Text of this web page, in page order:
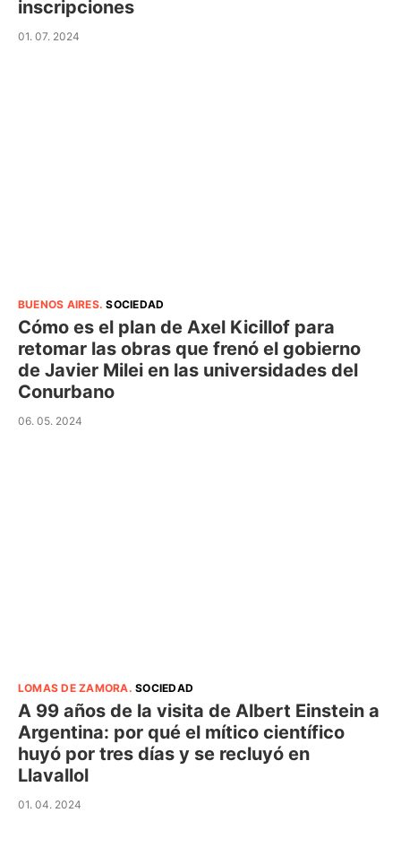
inscripciones
01. 07. 2024
BUENOS AIRES.SOCIEDAD
Cómo es el plan de Axel Kicillof para
retomar las obras que frenó el gobierno
de Javier Milei en las universidades del
Conurbano
06. 05. 2024
LOMAS DE ZAMORA.SOCIEDAD
A 99 años de la visita de Albert Einstein a
Argentina: por qué el mítico científico
huyó por tres días y se recluyó en
Llavallol
01. 04. 2024